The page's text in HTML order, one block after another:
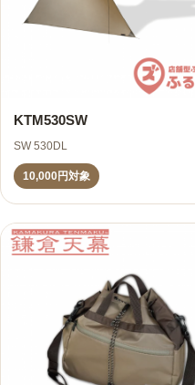
KTM530SW
SW 530DL
10,000円対象